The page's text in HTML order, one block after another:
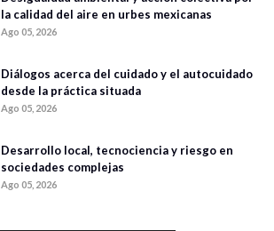
la calidad del aire en urbes mexicanas
Ago 05, 2026
Diálogos acerca del cuidado y el autocuidado
desde la práctica situada
Ago 05, 2026
Desarrollo local, tecnociencia y riesgo en
sociedades complejas
Ago 05, 2026